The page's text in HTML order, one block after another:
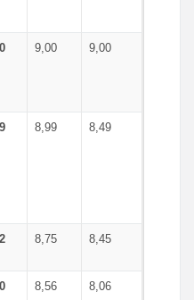
9,00 9,00
8,99 8,49
8,75 8,45
8,56 8,06